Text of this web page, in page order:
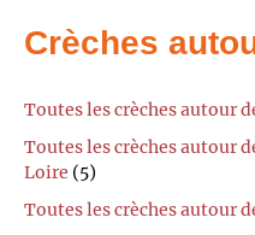
Crèches
Toutes les crèches autour
Toutes les crèches autour
Loire (5)
Toutes les crèches autour